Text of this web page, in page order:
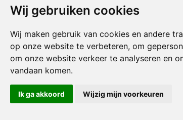
Wij gebruiken cookies
Wij maken gebruik van cookies en andere
op onze website te verbeteren, om
om onze website verkeer te analyseren en
vandaan komen.
Ik ga akkoord Wijzig mijn voorkeuren
Mijn Account
Inloggen